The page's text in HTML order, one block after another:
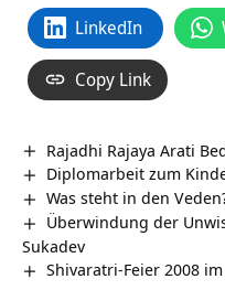
LinkedIn
Copy Link
Rajadhi Rajaya Arati
Diplomarbeit zum
Was steht in den
Überwindung der
Sukadev
Shivaratri-Feier 2008